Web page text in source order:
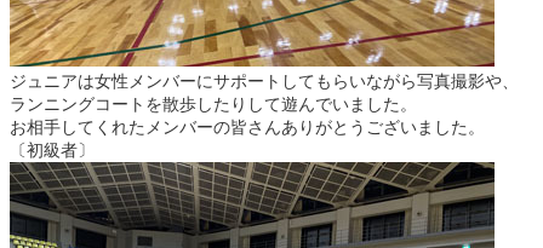
ジュニアは女性メンバーにサポートしてもらいながら写真撮影や、
ランニングコートを散歩したりして遊んでいました。
お相手してくれたメンバーの皆さんありがとうございました。
〔初級者〕